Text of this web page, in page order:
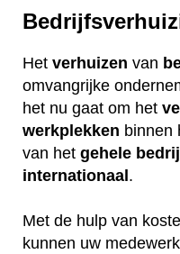
Het verhuizen van
omvangrijke
het nu gaat om het
werkplekken binnen
van het gehele
internationaal .
Met de hulp van
kunnen uw